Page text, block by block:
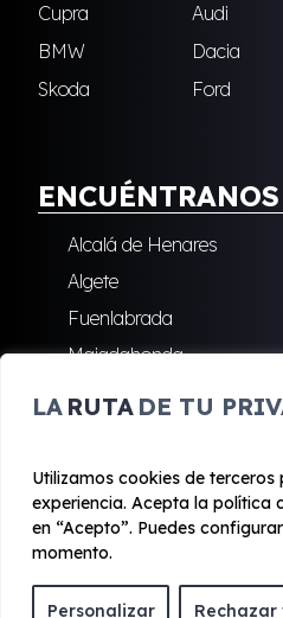
LA RUTA DE TU
Utilizamos cookies de
experiencia. Acepta la política
en “Acepto”. Puedes
momento.
Personalizar Rechazar
Cupra
Audi
BMW
Dacia
Skoda
Ford
ENCUÉNTRANOS
Alcalá de Henares
Algete
Fuenlabrada
Majadahonda
Reyes
© 2020 - 2026
Aviso legal y Privacidad